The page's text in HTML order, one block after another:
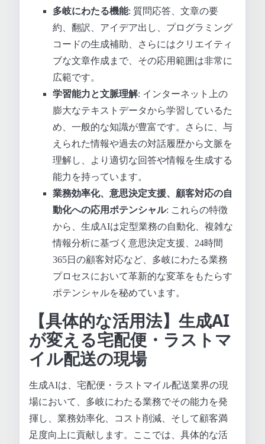
多岐にわたる機能: 質問応答、文章の要
約、翻訳、アイデア出し、プログラミング
コードの生成補助、さらにはクリエイティ
ブな文章作成まで、その応用範囲は非常に
広範です。
学習能力と文脈理解: インターネット上の
膨大なテキストデータから学習しているた
め、一般的な知識が豊富です。さらに、与
えられた情報や過去の対話履歴から文脈を
理解し、より適切な回答や情報を生成する
能力を持っています。
業務効率化、意思決定支援、顧客対応の自
動化への応用ポテンシャル: これらの特徴
から、生成AIは定型業務の自動化、複雑な
情報分析に基づく意思決定支援、24時間
365日の顧客対応など、多岐にわたる業務
プロセスにおいて革新的な変革をもたらす
ポテンシャルを秘めています。
【具体的な活用法】生成AI
が変える宅配便・ラストマ
イル配送の現場
生成AIは、宅配便・ラストマイル配送業界の現
場において、多岐にわたる業務でその能力を発
揮し、業務効率化、コスト削減、そして顧客満
足度向上に貢献します。ここでは、具体的な活